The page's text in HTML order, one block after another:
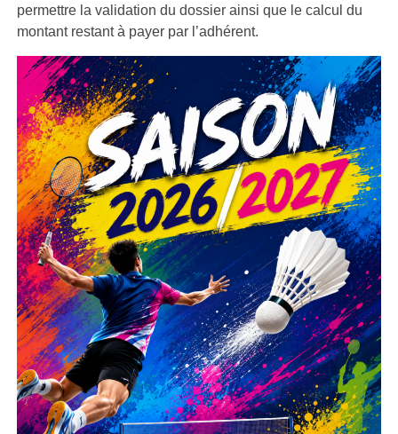
permettre la validation du dossier ainsi que le calcul du
montant restant à payer par l’adhérent.